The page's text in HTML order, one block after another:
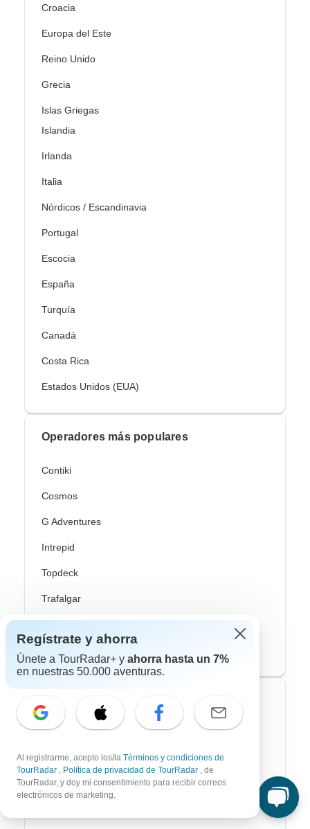
Croacia
Europa del Este
Reino Unido
Grecia
Islas Griegas
Islandia
Irlanda
Italia
Nórdicos / Escandinavia
Portugal
Escocia
España
Turquía
Canadá
Costa Rica
Estados Unidos (EUA)
Operadores más populares
Contiki
Cosmos
G Adventures
Intrepid
Topdeck
Trafalgar
Aventura
Bicicleta
Senderismo & Trekking
Regístrate y ahorra
Únete a TourRadar+ y ahorra hasta un 7%
en nuestras 50.000 aventuras.
Al registrarme, acepto los/la Términos y condiciones de
TourRadar , Política de privacidad de TourRadar , de
TourRadar, y doy mi consentimiento para recibir correos
electrónicos de marketing.